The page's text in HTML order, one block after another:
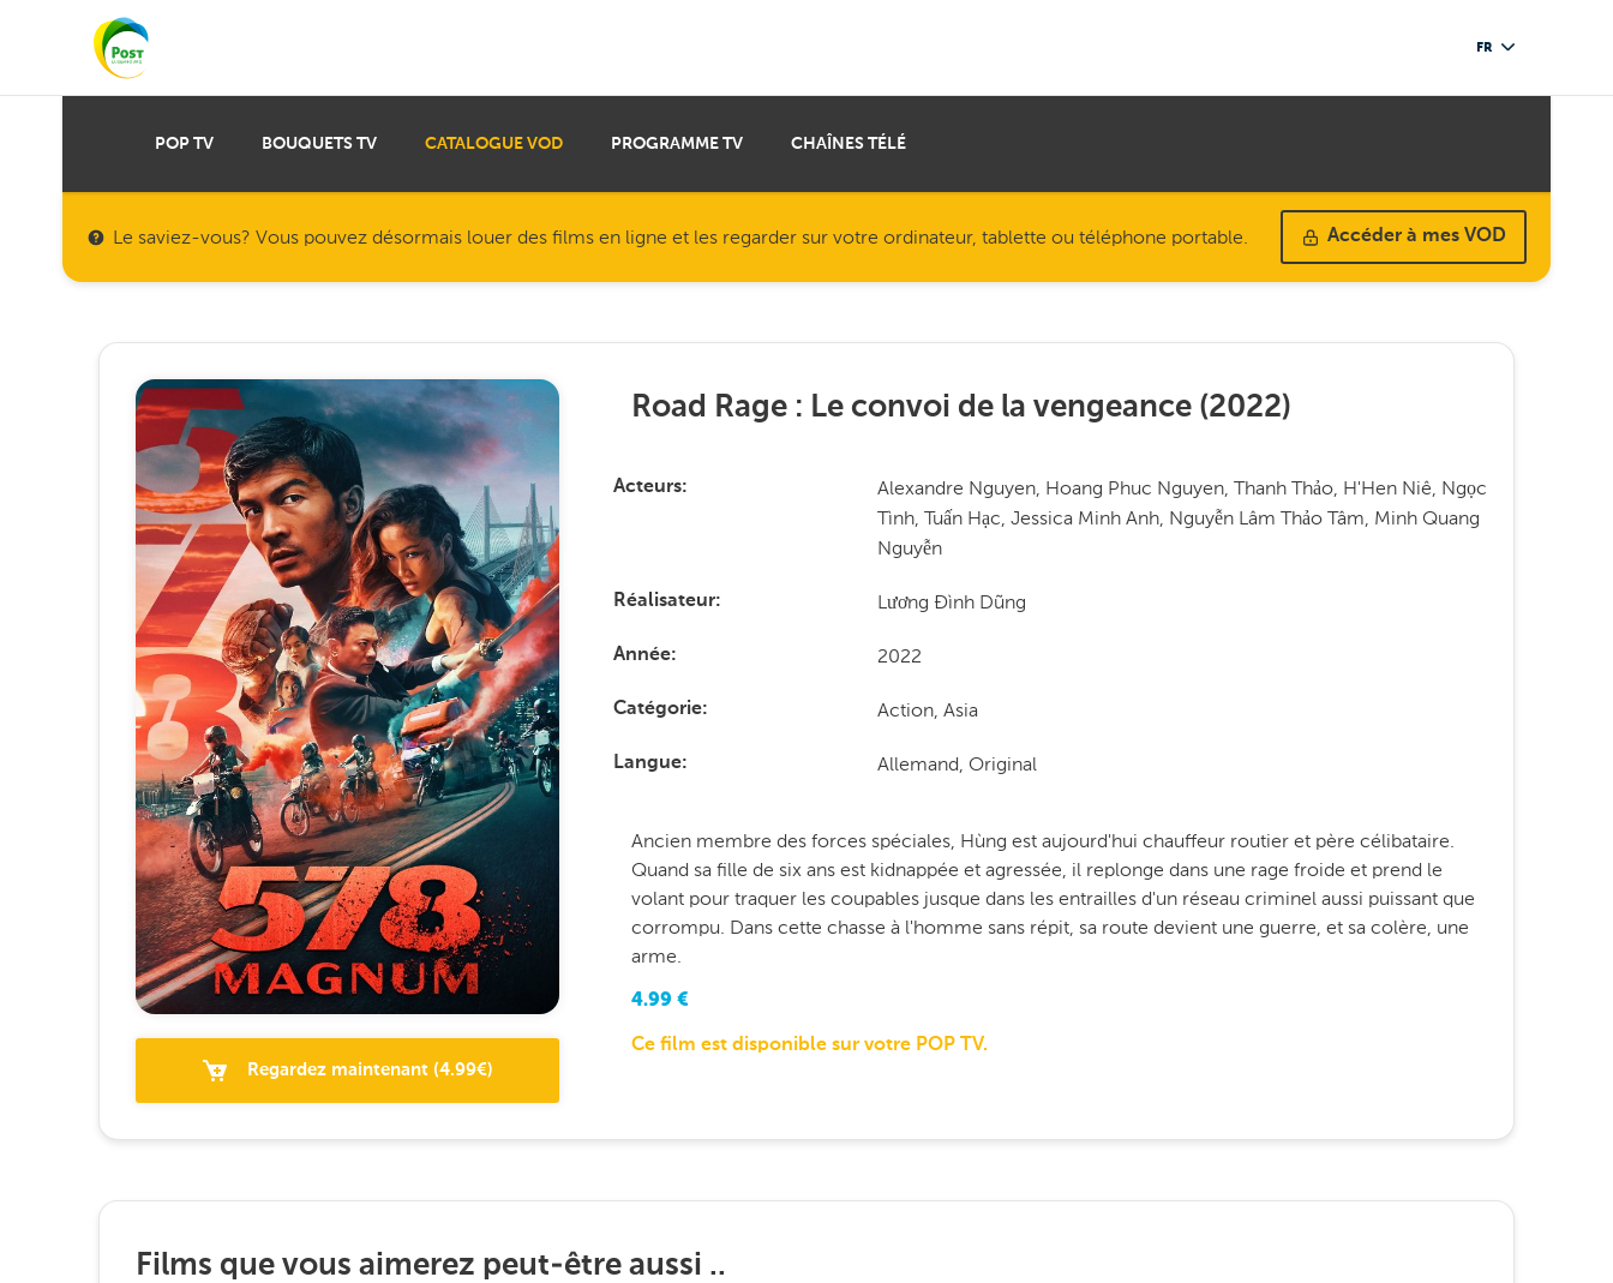
FR
POP TV BOUQUETS TV CATALOGUE VOD PROGRAMME TV CHAÎNES TÉLÉ
Le saviez-vous? Vous pouvez désormais louer des films en ligne et les regarder sur votre ordinateur, tablette ou téléphone portable. Accéder à mes VOD
Regardez maintenant (4.99€)
Road Rage : Le convoi de la vengeance (2022)
Acteurs
Alexandre Nguyen, Hoang Phuc Nguyen, Thanh Thảo, H'Hen Niê, Ngọc
Tình, Tuấn Hạc, Jessica Minh Anh, Nguyễn Lâm Thảo Tâm, Minh Quang
Nguyễn
Réalisateur Lương Đình Dũng
Année 2022
Catégorie Action, Asia
Langue Allemand, Original
Ancien membre des forces spéciales, Hùng est aujourd'hui chauffeur routier et père célibataire.
Quand sa fille de six ans est kidnappée et agressée, il replonge dans une rage froide et prend le
volant pour traquer les coupables jusque dans les entrailles d'un réseau criminel aussi puissant que
corrompu. Dans cette chasse à l'homme sans répit, sa route devient une guerre, et sa colère, une
arme.
4.99 €
Ce film est disponible sur votre POP TV.
Films que vous aimerez peut-être aussi ..